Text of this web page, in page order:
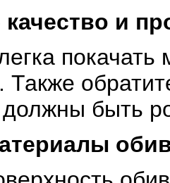
и
Также
быть